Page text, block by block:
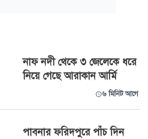
নাফ নদী থেকে ৩ জেলেকে ধরে
নিয়ে গেছে আরাকান আর্মি
৬ মিনিট আগে
পাবনার ফরিদপুরে পাঁচ দিন